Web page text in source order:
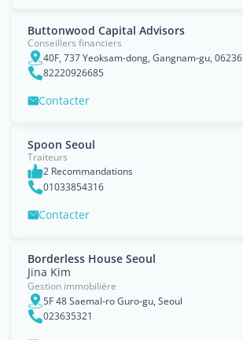
Buttonwood Capital Advisors
Conseillers financiers
40F, 737 Yeoksam-dong, Gangnam-gu, 06236
82220926685
Contacter
Spoon Seoul
Traiteurs
2 Recommandations
01033854316
Contacter
Borderless House Seoul
Jina Kim
Gestion immobilière
5F 48 Saemal-ro Guro-gu, Seoul
023635321